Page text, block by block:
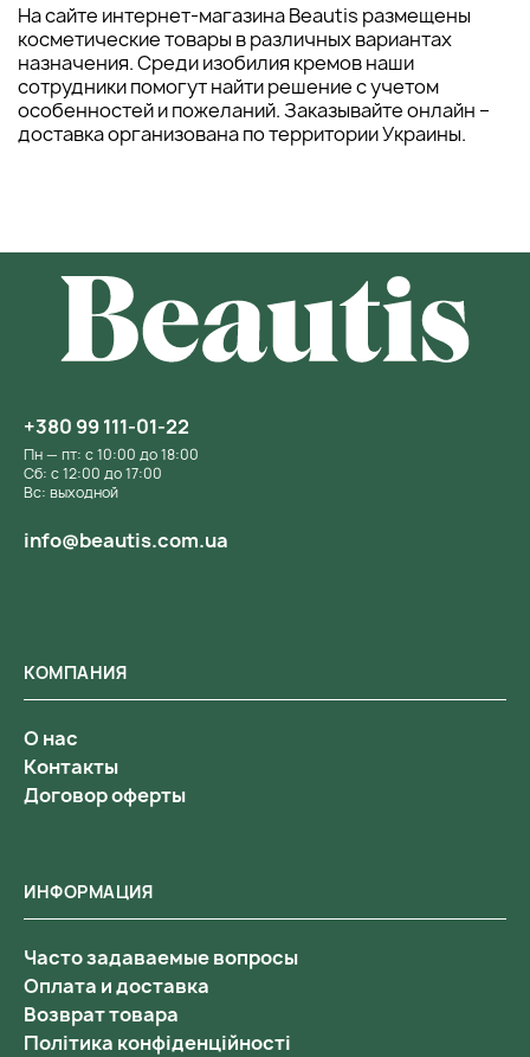
На сайте интернет-магазина Beautis размещены
косметические товары в различных вариантах
назначения. Среди изобилия кремов наши
сотрудники помогут найти решение с учетом
особенностей и пожеланий. Заказывайте онлайн –
доставка организована по территории Украины.
ИНФОРМАЦИЯ
Часто задаваемые вопросы
Оплата и доставка
Возврат товара
Політика конфіденційності
КОМПАНИЯ
О нас
Контакты
Договор оферты
+380 99 111-01-22
Пн — пт: с 10:00 до 18:00
Сб: с 12:00 до 17:00
Вс: выходной
info@beautis.com.ua